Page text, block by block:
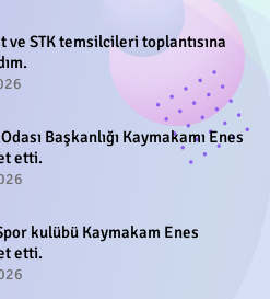
ve STK temsilcileri toplantısına
Başkanlığı Kaymakamı Enes
etti.
kulübü Kaymakam Enes
etti.